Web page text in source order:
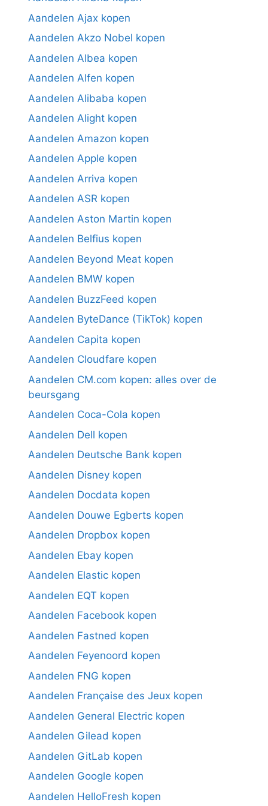
Aandelen Ajax kopen
Aandelen Akzo Nobel kopen
Aandelen Albea kopen
Aandelen Alfen kopen
Aandelen Alibaba kopen
Aandelen Alight kopen
Aandelen Amazon kopen
Aandelen Apple kopen
Aandelen Arriva kopen
Aandelen ASR kopen
Aandelen Aston Martin kopen
Aandelen Belfius kopen
Aandelen Beyond Meat kopen
Aandelen BMW kopen
Aandelen BuzzFeed kopen
Aandelen ByteDance (TikTok) kopen
Aandelen Capita kopen
Aandelen Cloudfare kopen
Aandelen CM.com kopen: alles over de
beursgang
Aandelen Coca-Cola kopen
Aandelen Dell kopen
Aandelen Deutsche Bank kopen
Aandelen Disney kopen
Aandelen Docdata kopen
Aandelen Douwe Egberts kopen
Aandelen Dropbox kopen
Aandelen Ebay kopen
Aandelen Elastic kopen
Aandelen EQT kopen
Aandelen Facebook kopen
Aandelen Fastned kopen
Aandelen Feyenoord kopen
Aandelen FNG kopen
Aandelen Française des Jeux kopen
Aandelen General Electric kopen
Aandelen Gilead kopen
Aandelen GitLab kopen
Aandelen Google kopen
Aandelen HelloFresh kopen